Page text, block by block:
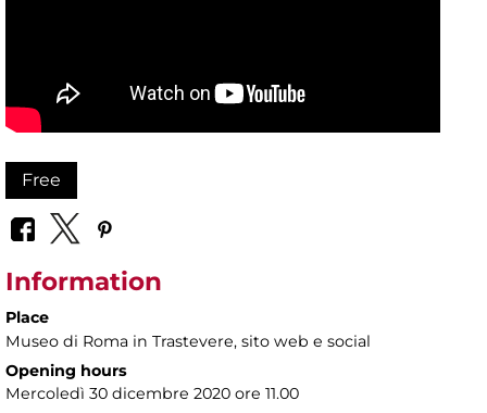
Free
Information
Place
Museo di Roma in Trastevere, sito web e social
Opening hours
Mercoledì 30 dicembre 2020 ore 11.00